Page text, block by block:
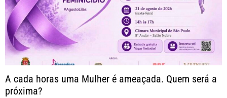
P
o
s
t
A cada horas uma Mulher é ameaçada. Quem será a
próxima?